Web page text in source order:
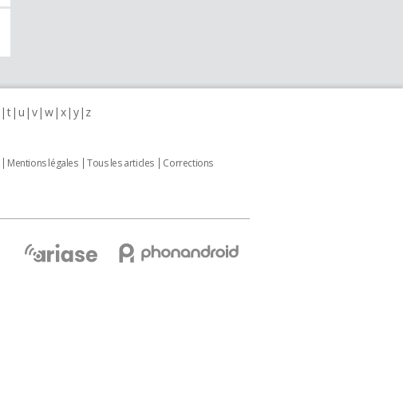
t u v w x y z
Mentions légales Tous les articles
Corrections